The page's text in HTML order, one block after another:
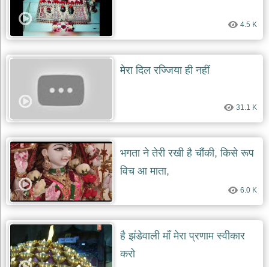
4.5 K
मेरा दिल रज्जिया ही नहीं
31.1 K
भगता ने तेरी रखी है चौंकी, किसे रूप
विच आ माता,
6.0 K
है झंडेवाली माँ मेरा प्रणाम स्वीकार
करो